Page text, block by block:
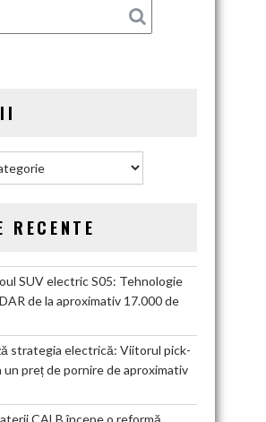
RECENTE
SUV electric S05: Tehnologie
de la aproximativ 17.000 de
strategia electrică: Viitorul pick-
un preț de pornire de aproximativ
CALB începe o reformă